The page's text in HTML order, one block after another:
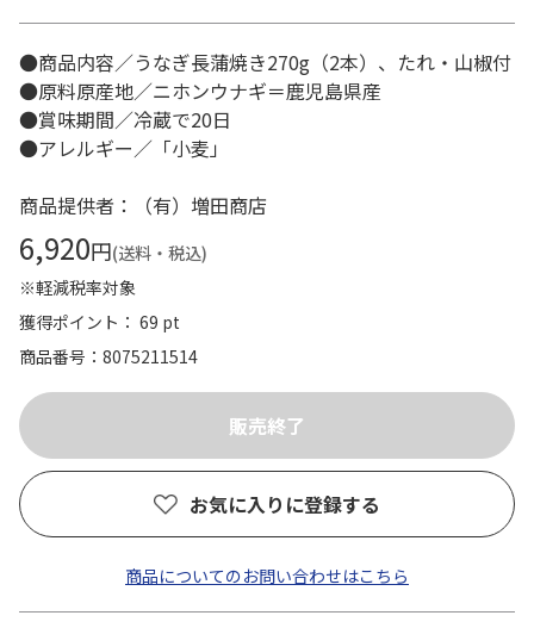
●商品内容／うなぎ長蒲焼き270g（2本）、たれ・山椒付
●原料原産地／ニホンウナギ＝鹿児島県産
●賞味期間／冷蔵で20日
●アレルギー／「小麦」
商品提供者：（有）増田商店
6,920円(送料・税込)
※軽減税率対象
獲得ポイント： 69 pt
商品番号
8075211514
お気に入りに登録する
商品についてのお問い合わせはこちら